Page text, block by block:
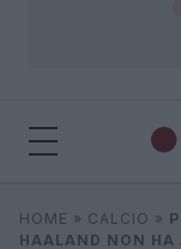
Cerca
HOME » CALCIO »
HAALAND NON HA